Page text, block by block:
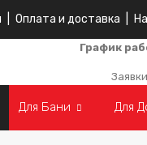
Оплата и доставка
График
Для Бани Для